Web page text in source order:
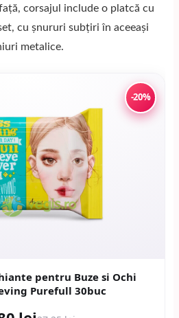
corsajul include o platcă cu
cu șnururi subțiri în aceeași
metalice.
-20%
pentru Buze si Ochi
Purefull 30buc